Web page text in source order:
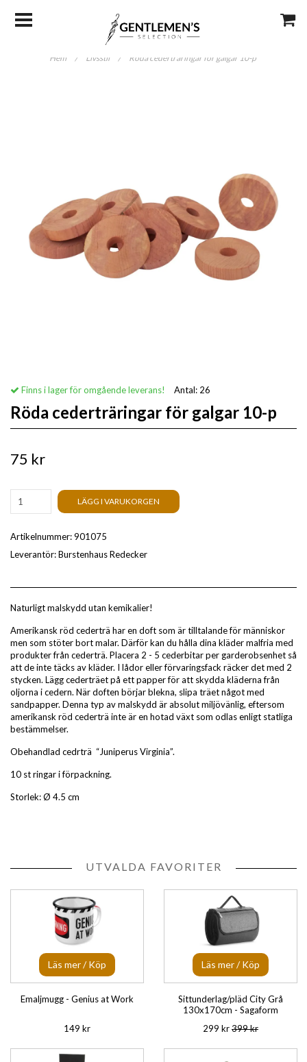
Hem / Livsstil / Röda cederträringar för galgar 10-p
Finns i lager för omgående leverans! Antal: 26
Röda cederträringar för galgar 10-p
75 kr
LÄGG I VARUKORGEN
Artikelnummer:901075
Leverantör:Burstenhaus Redecker
Naturligt malskydd utan kemikalier!
Amerikansk röd cederträ har en doft som är tilltalande för människor
men som stöter bort malar. Därför kan du hålla dina kläder malfria med
produkter från cederträ. Placera 2 - 5 cederbitar per garderobsenhet så
att de inte täcks av kläder. I lådor eller förvaringsfack räcker det med 2
stycken. Lägg cederträet på ett papper för att skydda kläderna från
oljorna i cedern. När doften börjar blekna, slipa träet något med
sandpapper. Denna typ av malskydd är absolut miljövänlig, eftersom
amerikansk röd cederträ inte är en hotad växt som odlas enligt statliga
bestämmelser.
Obehandlad cedrträ “Juniperus Virginia”.
10 st ringar i förpackning.
Storlek: Ø 4.5 cm
UTVALDA FAVORITER
Läs mer / Köp
Emaljmugg - Genius at Work
149 kr
Läs mer / Köp
Sittunderlag/pläd City Grå
130x170cm - Sagaform
299 kr399 kr